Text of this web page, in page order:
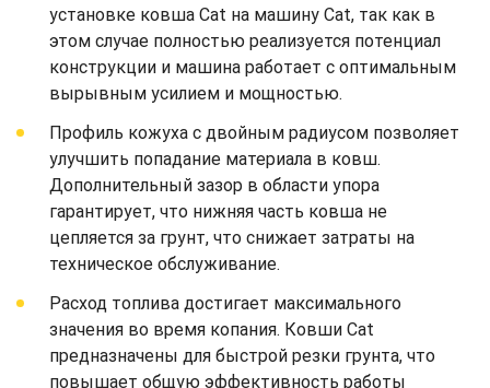
установке ковша Cat на машину Cat, так как в
этом случае полностью реализуется потенциал
конструкции и машина работает с оптимальным
вырывным усилием и мощностью.
Профиль кожуха с двойным радиусом позволяет
улучшить попадание материала в ковш.
Дополнительный зазор в области упора
гарантирует, что нижняя часть ковша не
цепляется за грунт, что снижает затраты на
техническое обслуживание.
Расход топлива достигает максимального
значения во время копания. Ковши Cat
предназначены для быстрой резки грунта, что
повышает общую эффективность работы